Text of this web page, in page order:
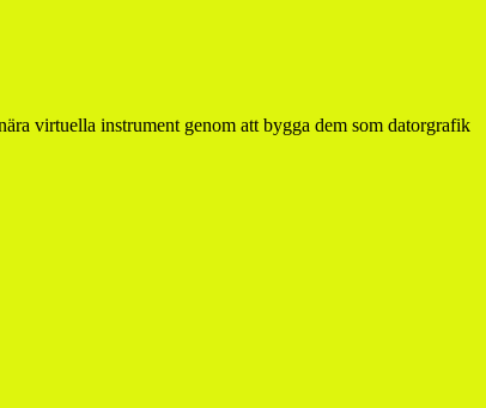
virtuella instrument genom att bygga dem som datorgrafik